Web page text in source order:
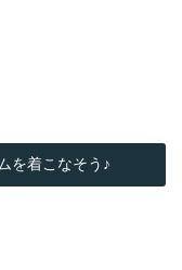
を着こなそう♪